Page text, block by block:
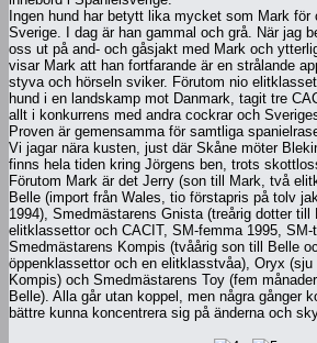
Ingen hund har betytt lika mycket som Mark
Sverige. I dag är han gammal och grå. När jag
oss ut på and- och gåsjakt med Mark och
visar Mark att han fortfarande är en strålande
styva och hörseln sviker. Förutom nio
hund i en landskamp mot Danmark, tagit tre
allt i konkurrens med andra cockrar och
Proven är gemensamma för samtliga
Vi jagar nära kusten, just där Skåne möter
finns hela tiden kring Jörgens ben, trots
Förutom Mark är det Jerry (son till Mark, två
Belle (import från Wales, tio förstapris på tolv
1994), Smedmästarens Gnista (treårig dotter
elitklassettor och CACIT, SM-femma 1995, SM-
Smedmästarens Kompis (tvåårig son till Belle
öppenklassettor och en elitklasstvåa), Oryx (sju
Kompis) och Smedmästarens Toy (fem
Belle). Alla går utan koppel, men några gånger
bättre kunna koncentrera sig på änderna och